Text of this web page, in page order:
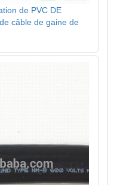
de PVC DE
câble de gaine de